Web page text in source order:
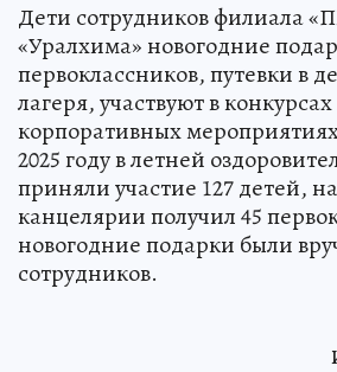
Дети сотрудников филиала
«Уралхима» новогодние
первоклассников, путевки в
лагеря, участвуют в
корпоративных
2025 году в летней
приняли участие 127 детей,
канцелярии получил 45
новогодние подарки были
сотрудников.